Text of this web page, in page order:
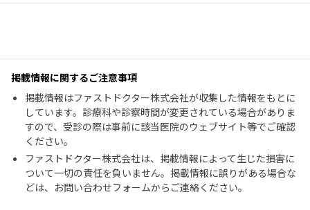
掲載情報に関するご注意事項
掲載情報はファストドクター株式会社が収集した情報をもとに
しています。診療科や診察時間が変更されている場合がありま
すので、受診の際は事前に該当医院のウェブサイト等でご確認
ください。
ファストドクター株式会社は、掲載情報によって生じた損害に
ついて一切の責任を負いません。掲載情報に誤りがある場合な
どは、お問い合わせフォームからご連絡ください。